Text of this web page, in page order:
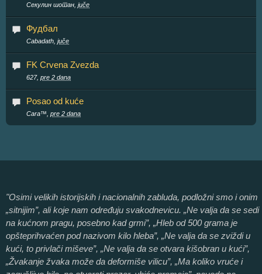
Секулин шотан, juče
Фудбал
Cabadath, juče
FK Crvena Zvezda
627, pre 2 dana
Posao od kuće
Cara™, pre 2 dana
"Osimi velikih istorijskih i nacionalnih zabluda, podložni smo i onim
„sitnijim”, ali koje nam određuju svakodnevicu. „Ne valja da se sedi
na kućnom pragu, posebno kad grmi”, „Hleb od 500 grama je
opšteprihvaćen pod nazivom kilo hleba”, „Ne valja da se zviždi u
kući, to privlači miševe”, „Ne valja da se otvara kišobran u kući”,
„Žvakanje žvaka može da deformiše vilicu”, „Ma koliko vruće i